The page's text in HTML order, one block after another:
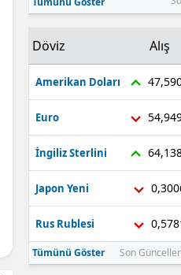
Döviz Alış
Amerikan Doları
Euro
İngiliz Sterlini
Japon Yeni
Rus Rublesi
Tümünü Göster Son